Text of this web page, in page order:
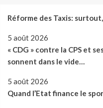
Réforme des Taxis:
5 août 2026
« CDG » contre la CPS et
sonnent dans le vide…
5 août 2026
Quand l’Etat finance le